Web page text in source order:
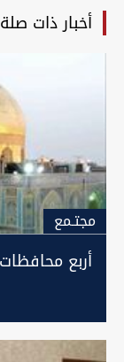
أخبار ذات صلة
مجتـمع
أربع